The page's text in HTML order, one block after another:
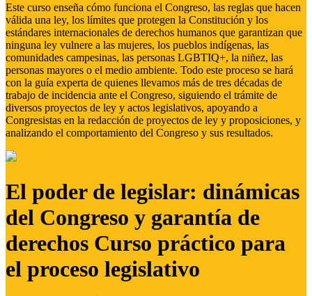
Este curso enseña cómo funciona el Congreso, las reglas que hacen
válida una ley, los límites que protegen la Constitución y los
estándares internacionales de derechos humanos que garantizan que
ninguna ley vulnere a las mujeres, los pueblos indígenas, las
comunidades campesinas, las personas LGBTIQ+, la niñez, las
personas mayores o el medio ambiente. Todo este proceso se hará
con la guía experta de quienes llevamos más de tres décadas de
trabajo de incidencia ante el Congreso, siguiendo el trámite de
diversos proyectos de ley y actos legislativos, apoyando a
Congresistas en la redacción de proyectos de ley y proposiciones, y
analizando el comportamiento del Congreso y sus resultados.
El poder de legislar: dinámicas
del Congreso y garantía de
derechos Curso práctico para
el proceso legislativo